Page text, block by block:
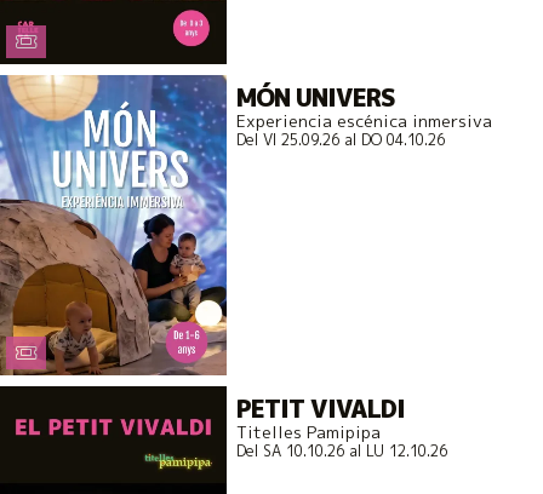
MÓN UNIVERS
Experiencia escénica inmersiva
Del VI 25.09.26al DO 04.10.26
PETIT VIVALDI
Titelles Pamipipa
Del SA 10.10.26al LU 12.10.26